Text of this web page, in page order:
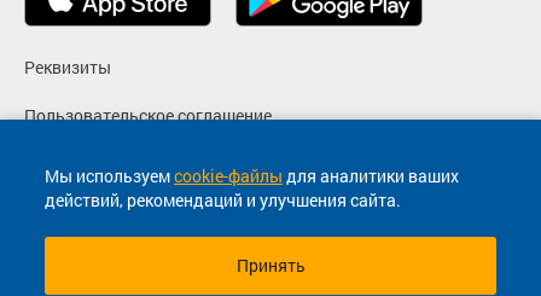
Мы используемcookie-файлы для аналитики ваших
действий, рекомендаций и улучшения сайта.
Принять
Реквизиты
Пользовательское соглашение
Политика конфиденциальности
Согласие на маркетинговые сообщения
© 2013-2026, ООО "Капитал"- Онлайн сервис продажи